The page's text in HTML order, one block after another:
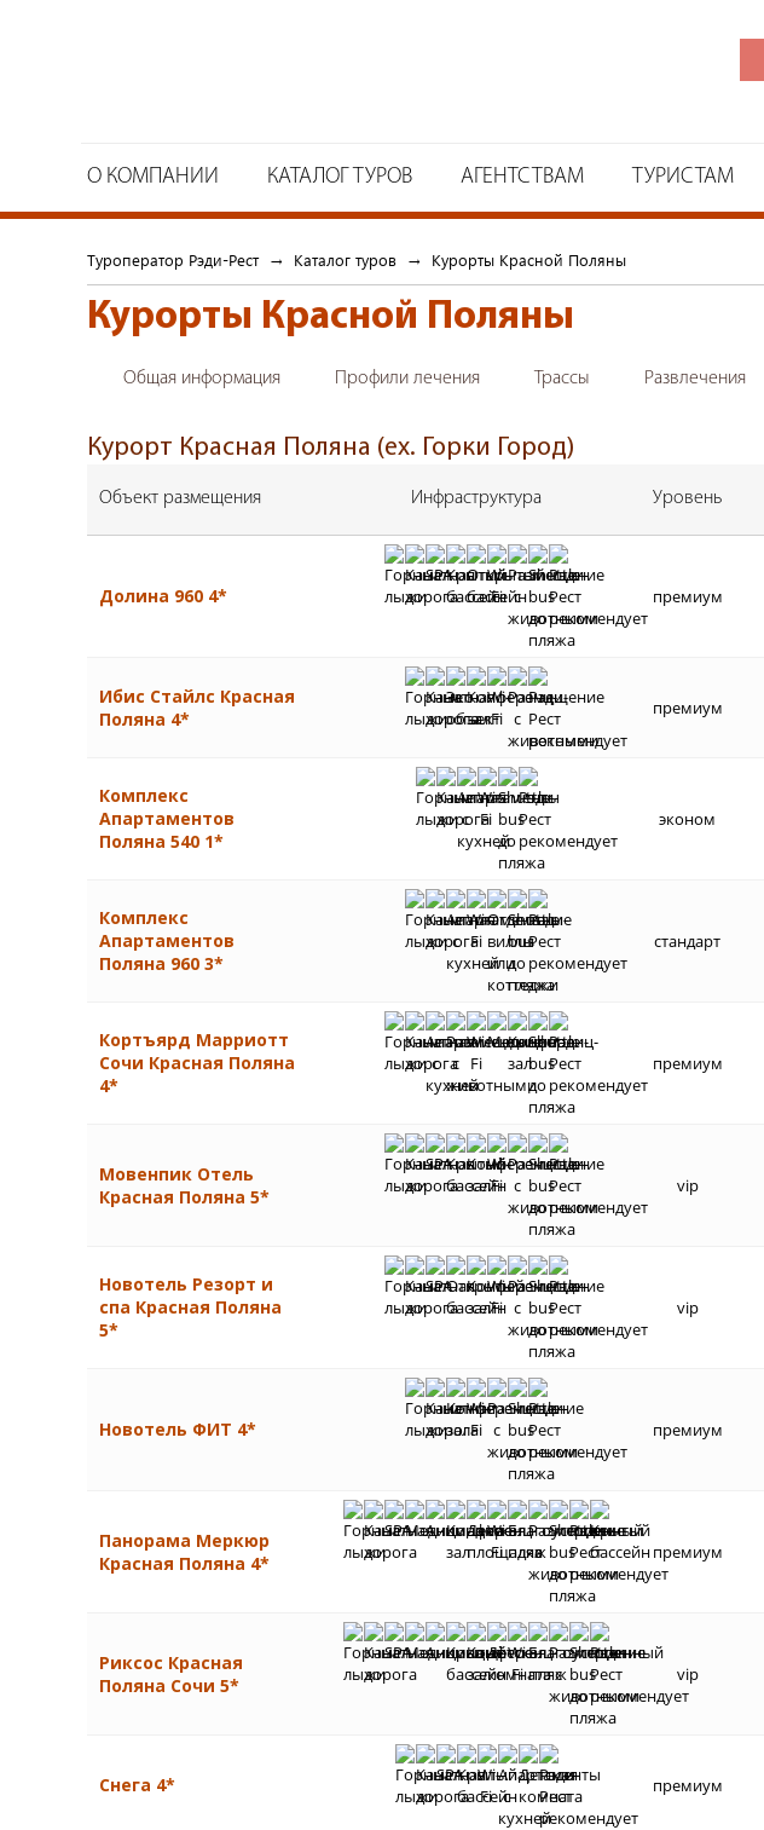
О КОМПАНИИ КАТАЛОГ ТУРОВ АГЕНТСТВАМ ТУРИСТАМ
Туроператор Рэди-Рест → Каталог туров → Курорты Красной Поляны
Курорты Красной Поляны
Общая информация Профили лечения Трассы Развлечения
Курорт Красная Поляна (ex. Горки Город)
Объект размещения Инфраструктура Уровень
Долина 960 4* премиум
Ибис Стайлс Красная
Поляна 4*
премиум
Комплекс
Апартаментов
Поляна 540 1*
эконом
Комплекс
Апартаментов
Поляна 960 3*
стандарт
Кортъярд Марриотт
Сочи Красная Поляна
4*
премиум
Мовенпик Отель
Красная Поляна 5*
vip
Новотель Резорт и
спа Красная Поляна
5*
vip
Новотель ФИТ 4* премиум
Панорама Меркюр
Красная Поляна 4*
премиум
Риксос Красная
Поляна Сочи 5*
vip
Снега 4* премиум